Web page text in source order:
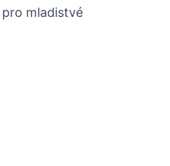
mladistvé